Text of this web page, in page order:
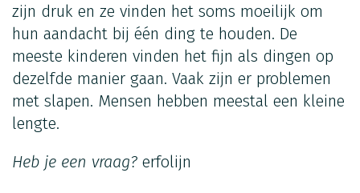
zijn druk en ze vinden het soms moeilijk om
hun aandacht bij één ding te houden. De
meeste kinderen vinden het fijn als dingen op
dezelfde manier gaan. Vaak zijn er problemen
met slapen. Mensen hebben meestal een kleine
lengte.
Heb je een vraag? erfolijn